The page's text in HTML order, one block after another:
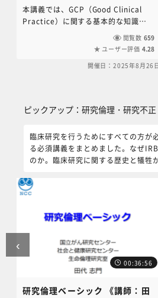
本講義では、GCP（Good Clinical
Practice）に関する基本的な知識を
解説しています。医薬品開発の流れ、
関連法規、GCP省令の構成、治験に関
コンセントの取得方法、有害事象の報
DCT（分散型臨床試験）の事例も紹介
しています。本コンテンツに関するお
座中央事務局（6nc-
educ.jimu@jh.ncgm.go.jp）までご
連絡ください。
閲覧数 659
ユーザー評価 4.28
開催日：2025年8月26
ピックアップ：研究倫理・研究不正
臨床研究を行うためにすべての方が
る必須講義をまとめました。なぜ
のか。臨床研究に関する歴史と犠牲
00:36:56
研究倫理ベーシック 《講師：田
‹